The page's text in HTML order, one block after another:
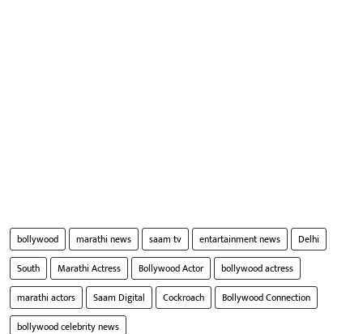
bollywood marathi news saam tv entartainment news
Delhi
South
Marathi Actress Bollywood Actor
bollywood actress
marathi actors
Saam Digital Cockroach
Bollywood Connection
bollywood celebrity news